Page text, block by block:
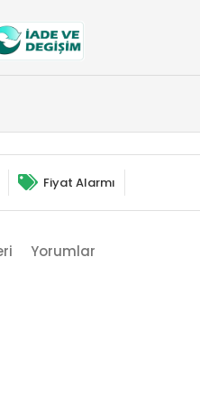
Fiyat Alarmı
Yorumlar